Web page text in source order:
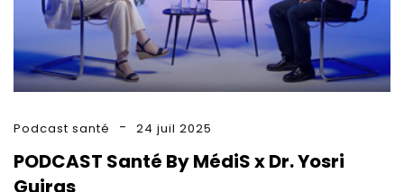
Podcast santé 24 juil 2025
PODCAST Santé By MédiS x Dr. Yosri
Guiras